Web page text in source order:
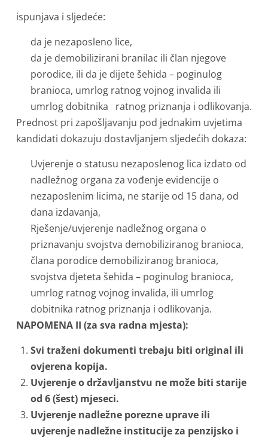
ispunjava i sljedeće:
da je nezaposleno lice,
da je demobilizirani branilac ili član njegove
porodice, ili da je dijete šehida – poginulog
branioca, umrlog ratnog vojnog invalida ili
umrlog dobitnika ratnog priznanja i odlikovanja.
Prednost pri zapošljavanju pod jednakim uvjetima
kandidati dokazuju dostavljanjem sljedećih dokaza:
Uvjerenje o statusu nezaposlenog lica izdato od
nadležnog organa za vođenje evidencije o
nezaposlenim licima, ne starije od 15 dana, od
dana izdavanja,
Rješenje/uvjerenje nadležnog organa o
priznavanju svojstva demobiliziranog branioca,
člana porodice demobiliziranog branioca,
svojstva djeteta šehida – poginulog branioca,
umrlog ratnog vojnog invalida, ili umrlog
dobitnika ratnog priznanja i odlikovanja.
NAPOMENA II (za sva radna mjesta):
Svi traženi dokumenti trebaju biti original ili
ovjerena kopija.
Uvjerenje o državljanstvu ne može biti starije
od 6 (šest) mjeseci.
Uvjerenje nadležne porezne uprave ili
uvjerenje nadležne institucije za penzijsko i